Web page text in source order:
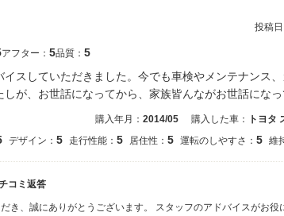
投稿日
アフター： 5品質： 5
スしていただきました。今でも車検やメンテナンス
が、お世話になってから、家族皆んながお世話になっ
購入年月： 2014/05 購入した車：
トヨタ
デザイン： 5 走行性能： 5 居住性： 5 運転のしやすさ： 5 維
コミ返答
き、誠にありがとうございます。 スタッフのアドバイスがお役